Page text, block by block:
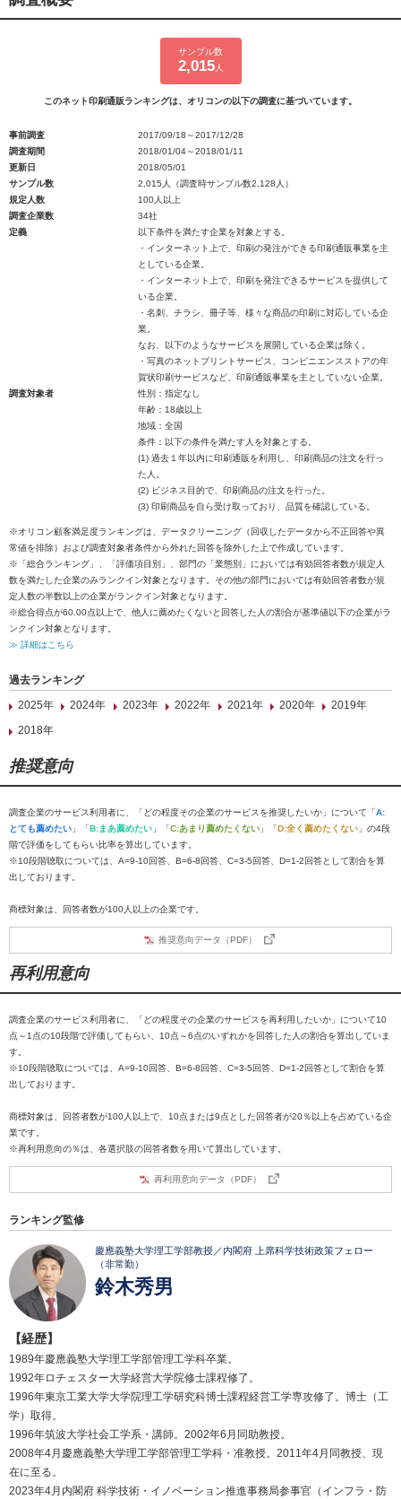
サンプル数
2,015人
このネット印刷通販ランキングは、オリコンの以下の調査に基づいています。
事前調査
2017/09/18～2017/12/28
調査期間
2018/01/04～2018/01/11
更新日
2018/05/01
サンプル数
2,015人（調査時サンプル数2,128人）
規定人数
100人以上
調査企業数
34社
定義
以下条件を満たす企業を対象とする。
・インターネット上で、印刷の発注ができる印刷通販事業を主
としている企業。
・インターネット上で、印刷を発注できるサービスを提供して
いる企業。
・名刺、チラシ、冊子等、様々な商品の印刷に対応している企
業。
なお、以下のようなサービスを展開している企業は除く。
・写真のネットプリントサービス、コンビニエンスストアの年
賀状印刷サービスなど、印刷通販事業を主としていない企業。
調査対象者
性別：指定なし
年齢：18歳以上
地域：全国
条件：以下の条件を満たす人を対象とする。
(1) 過去１年以内に印刷通販を利用し、印刷商品の注文を行っ
た人。
(2) ビジネス目的で、印刷商品の注文を行った。
(3) 印刷商品を自ら受け取っており、品質を確認している。
※オリコン顧客満足度ランキングは、データクリーニング（回収したデータから不正回答や異
常値を排除）および調査対象者条件から外れた回答を除外した上で作成しています。
※「総合ランキング」、「評価項目別」、部門の「業態別」においては有効回答者数が規定人
数を満たした企業のみランクイン対象となります。その他の部門においては有効回答者数が規
定人数の半数以上の企業がランクイン対象となります。
※総合得点が60.00点以上で、他人に薦めたくないと回答した人の割合が基準値以下の企業がラ
ンクイン対象となります。
≫ 詳細はこちら
過去ランキング
2025年
2024年 2023年 2022年 2021年 2020年
2019年
2018年
推奨意向
調査企業のサービス利用者に、「どの程度その企業のサービスを推奨したいか」について「A:
とても薦めたい 」「B:まあ薦めたい 」「C:あまり薦めたくない 」「D:全く薦めたくない 」の4段
階で評価をしてもらい比率を算出しています。
※10段階聴取については、A=9-10回答、B=6-8回答、C=3-5回答、D=1-2回答として割合を算
出しております。
商標対象は、回答者数が100人以上の企業です。
推奨意向データ（PDF）
再利用意向
調査企業のサービス利用者に、「どの程度その企業のサービスを再利用したいか」について10
点～1点の10段階で評価してもらい、10点～6点のいずれかを回答した人の割合を算出していま
す。
※10段階聴取については、A=9-10回答、B=6-8回答、C=3-5回答、D=1-2回答として割合を算
出しております。
商標対象は、回答者数が100人以上で、10点または9点とした回答者が20％以上を占めている企
業です。
※再利用意向の％は、各選択肢の回答者数を用いて算出しています。
再利用意向データ（PDF）
ランキング監修
慶應義塾大学理工学部教授／内閣府 上席科学技術政策フェロー
（非常勤）
鈴木秀男
【経歴】
1989年慶應義塾大学理工学部管理工学科卒業。
1992年ロチェスター大学経営大学院修士課程修了。
1996年東京工業大学大学院理工学研究科博士課程経営工学専攻修了。博士（工
学）取得。
1996年筑波大学社会工学系・講師。2002年6月同助教授。
2008年4月慶應義塾大学理工学部管理工学科・准教授。2011年4月同教授、現
在に至る。
2023年4月内閣府 科学技術・イノベーション推進事務局参事官（インフラ・防